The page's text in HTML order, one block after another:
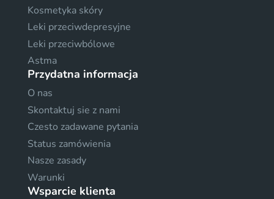
Kosmetyka skóry
Leki przeciwdepresyjne
Leki przeciwbólowe
Astma
Przydatna informacja
O nas
Skontaktuj sie z nami
Czesto zadawane pytania
Status zamówienia
Nasze zasady
Warunki
Wsparcie klienta